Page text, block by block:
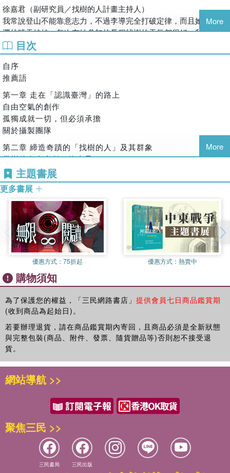
望如神殿般的巨木與神木，如今是否仍然存在？在廣袤而深邃的山
林之中，它們是否仍靜靜守望著這片土地？
為了尋找答案，一群人走進山林。
費時五年
一段追尋神木的過程
一段重新看見寶島臺灣森林的旅程
因著對臺灣的愛，香秀導演自2021年1月展開《神木之島》攝製計
畫，記錄一個致力於尋找臺灣最高樹的團體――「找樹的人」。他
們深入人跡罕至的高山森林，只為追尋那些仍然矗立天地之間的巨
木身影。
影片拍攝足跡跨越臺灣多處深山地帶：丹大林道卡社溪流域、卡阿
郎溪、大安溪上游、邊吉岩泰崗溪、桃山詩倫山區域、大雪山林
道、大鬼湖暨本野山，以及棲蘭山區。
鏡頭不僅記錄找樹過程中的艱難探索，也拍攝了桃山神木等身照的
拍攝過程，以及索道木解綱索的歷史紀錄。那些埋藏在森林深處的
故事，透過影像與紀錄，再次被看見。
然而，尋找巨木並不只是一次單純的登山。
究竟――
找樹團隊如何在廣袤山林中尋獲巨木？
如何在行程開始之前預測巨木的高度？
如何攀上高聳入雲的巨樹，實際測量它們的真實高度？
這些問題的答案，正隱藏在一次次深入山林的探索之中。
本書在紀錄片之外，以圖文並茂的延伸補述，讓讀者得以更深入地
理解這場追尋巨木的旅程。透過細緻的文字與多位找樹達人的完整
訪談，記錄下這些熱愛臺灣的人，如何以滿懷熱忱的行動走進山
林，如何在一次次探索與討論之中，逐步拼湊出巨木存在的線索。
這不只是尋找巨木的過程，更是一段重新看見臺灣森林的旅程。
那些仍然矗立天地之間的巨木，提醒著我們：這片島嶼的森林，仍
在呼吸，也仍在等待被看見。
這些珍貴的紀錄與故事，值得讀者一再品味，也值得長久珍藏。
過去百年間，巨木消失的速度令人難以想像。
臺灣島嶼歷經兩次大規模森林砍伐，巨木與神木是否仍然存在？
致力於尋找臺灣最高樹的團隊，將揭開這一謎題。
臺灣島嶼的森林覆蓋率達60.71%，估計有約9億棵樹與島上的人們
徐嘉君（副研究員／找樹的人計畫主持人）
我常說登山不能靠意志力，不過李導完全打破定律，而且她還是強
運的晴天娃娃，每次有她參加的長程找樹的天氣都很好。我想，一
定是福爾摩沙的山神與樹神也很期待她的大作吧！
朱賢哲（導演）
臺灣高山無止盡的林相裡，李香秀導演沿著溪流、時間與意志，穿
梭在巨木古老生命裡。《神木之島》畫面壯闊而敬畏，引領我們反
覆探尋人類與大自然的關係。
黃建業（電影學者／影評人）
認識李香秀是在她拍《拱樂社～消失的王國》的時候，該片大量網
羅了早期臺語歌仔戲影片發展的鼎盛時期狀況，其實也是在電影資
重要的臺語影人映像資料記錄。
眾所周知，紀錄影人大都奠基在：一份對流逝中現實的珍惜感情。
《南方澳海洋紀事》、《黑熊森林》、《神木之島》，每部都是她
創作經年，不辭勞苦，上山下海的力作，對臺灣大自然的細心觀察
和愛，敬佩之餘同時也誠心強烈推薦！
More
目次
自序
推薦語
第一章 走在「認識臺灣」的路上
自由空氣的創作
孤獨成就一切，但必須承擔
關於攝製團隊
第二章 締造奇蹟的「找樹的人」及其群象
攀樹的女中豪傑―徐嘉君
找樹計畫啟動：尋找百尺高的巨木為起點
a.高手雲集的找樹團隊
b.王驥魁老師及他的研究生們―找樹計畫幕後功臣
c.「撞到月亮的樹」故事原型―魯凱族人賴孟傳的少年記事
第三章 兩個島嶼的故事：北半球的臺灣與南半球馬斯塔尼亞
來自南半球島嶼的故事：沒有樹就會迷失的Steve
來自北半球島嶼的故事：從伐木到禁伐的臺灣
第四章 生態臺灣
霧林島嶼
附錄：神木樹種圖鑑
More
主題書展
更多書展
優惠方式： 75折起 優惠方式： 熱賣中
購物須知
為了保護您的權益，「三民網路書店」 提供會員七日商品鑑賞期
(收到商品為起始日)。
若要辦理退貨，請在商品鑑賞期內寄回，且商品必須是全新狀態
與完整包裝(商品、附件、發票、隨貨贈品等)否則恕不接受退
貨。
網站導航 >>
聚焦三民 >>
三民書局 三民出版